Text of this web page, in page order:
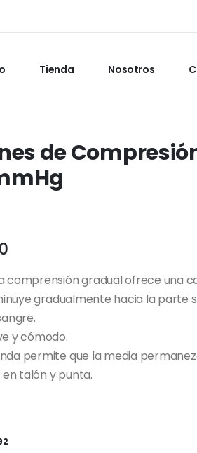
Tienda Nosotros
de
comprensión gradual ofrece una
gradualmente hacia la parte
y cómodo.
permite que la media
talón y punta.